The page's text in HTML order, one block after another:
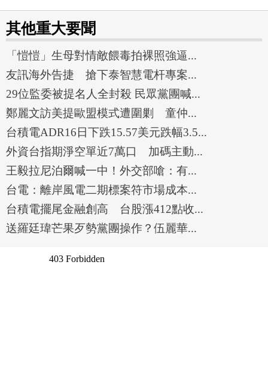
其他重大要聞
「愷愷」生母對情敵餵毒拍裸照強逼...
友訊海外告捷 搶下泰智慧電杆專案...
29位監委被提名人全封殺 民眾黨團喊...
鄭麗文訪美提歐盟模式遭圍剿 童仲...
台積電ADR16日下跌15.57美元跌幅3.5...
外資台指期淨空單近7萬口 加碼主動...
王毅拉尼泊爾喊一中！外交部嗆：有...
台電：離岸風電二期標案符市場成本...
台積電擺尾金融創高 台股漲412點收...
送羅廷瑋芒果歹勢黨團操作？伍麗華...